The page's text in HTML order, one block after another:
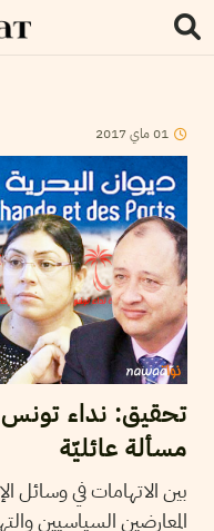
01ماي2017
تحقيق: نداء تونس
مسألة عائليّة
بين الاتهامات في وسائل
المعارضين السياسيين